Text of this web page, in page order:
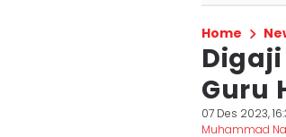
Home
Digaji
Guru
07 Des 2023,
Muhammad